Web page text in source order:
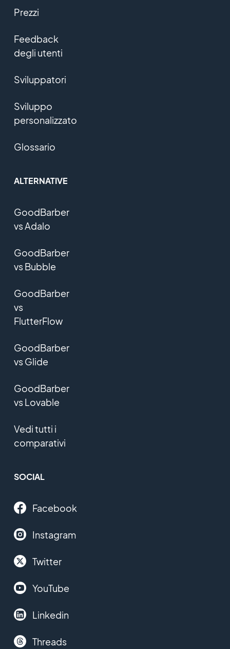
Prezzi
Feedback
degli utenti
Sviluppatori
Sviluppo
personalizzato
Glossario
ALTERNATIVE
GoodBarber
vs Adalo
GoodBarber
vs Bubble
GoodBarber
vs
FlutterFlow
GoodBarber
vs Glide
GoodBarber
vs Lovable
Vedi tutti i
comparativi
SOCIAL
Facebook
Instagram
Twitter
YouTube
Linkedin
Threads